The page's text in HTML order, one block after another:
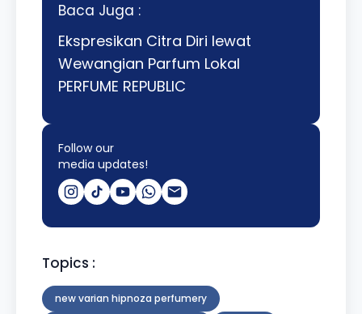
Baca Juga :
Ekspresikan Citra Diri lewat
Wewangian Parfum Lokal
PERFUME REPUBLIC
Follow our
media updates!
Topics :
new varian hipnoza perfumery